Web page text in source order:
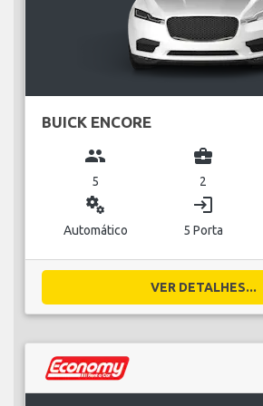
BUICK ENCORE
group
5
business_center
2
miscellaneous_services
Automático
login
5 Porta
VER DETALHES...